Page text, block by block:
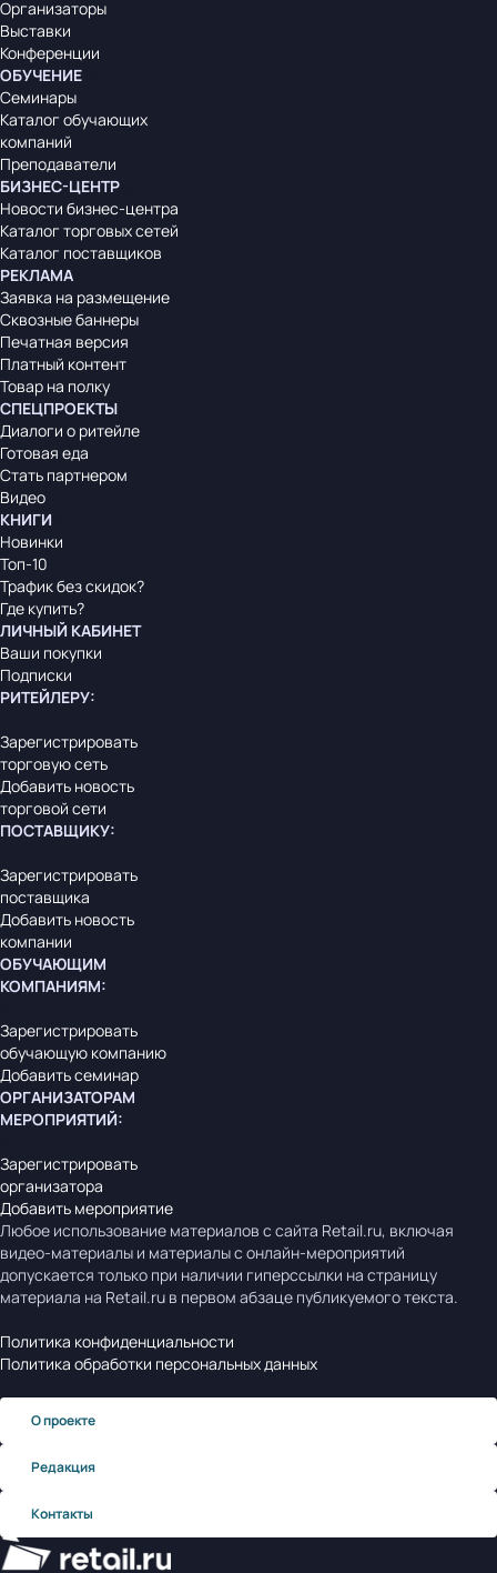
Организаторы
Выставки
Конференции
ОБУЧЕНИЕ
Семинары
Каталог обучающих
компаний
Преподаватели
БИЗНЕС-ЦЕНТР
Новости бизнес-центра
Каталог торговых сетей
Каталог поставщиков
РЕКЛАМА
Заявка на размещение
Сквозные баннеры
Печатная версия
Платный контент
Товар на полку
СПЕЦПРОЕКТЫ
Диалоги о ритейле
Готовая еда
Стать партнером
Видео
КНИГИ
Новинки
Топ-10
Трафик без скидок?
Где купить?
ЛИЧНЫЙ КАБИНЕТ
Ваши покупки
Подписки
РИТЕЙЛЕРУ:
Зарегистрировать
торговую сеть
Добавить новость
торговой сети
ПОСТАВЩИКУ:
Зарегистрировать
поставщика
Добавить новость
компании
ОБУЧАЮЩИМ
КОМПАНИЯМ:
Зарегистрировать
обучающую компанию
Добавить семинар
ОРГАНИЗАТОРАМ
МЕРОПРИЯТИЙ:
Зарегистрировать
организатора
Добавить мероприятие
Любое использование материалов с сайта Retail.ru, включая
видео-материалы и материалы с онлайн-мероприятий
допускается только при наличии гиперссылки на страницу
материала на Retail.ru в первом абзаце публикуемого текста.
Политика конфиденциальности
Политика обработки персональных данных
О проекте
Редакция
Контакты